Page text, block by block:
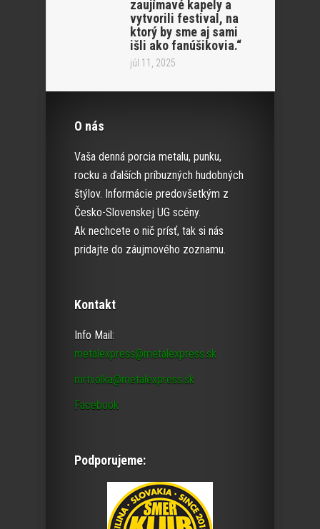
zaujímavé kapely a
vytvorili festival, na
ktorý by sme aj sami
išli ako fanúšikovia.“
júl 11, 2025
O nás
Vaša denná porcia metalu, punku,
rocku a ďalších príbuzných hudobných
štýlov. Informácie predovšetkým z
Česko-Slovenskej UG scény.
Ak nechcete o nič prísť, tak si nás
pridajte do záujmového zoznamu.
Kontakt
Info Mail:
metalexpress@metalexpress.sk
mrtvolka@metalexpress.sk
Facebook
Podporujeme: